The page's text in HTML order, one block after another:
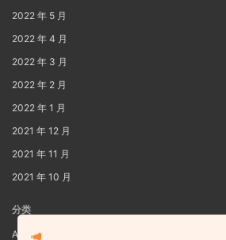
2022 年 5 月
2022 年 4 月
2022 年 3 月
2022 年 2 月
2022 年 1 月
2021 年 12 月
2021 年 11 月
2021 年 10 月
分类
AIG